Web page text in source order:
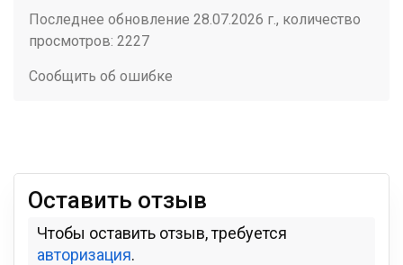
Последнее обновление 28.07.2026 г., количество
просмотров: 2227
Сообщить об ошибке
Оставить отзыв
Чтобы оставить отзыв, требуется
авторизация.